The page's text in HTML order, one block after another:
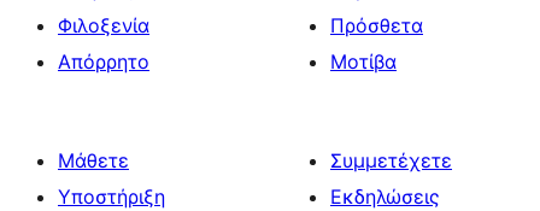
Φιλοξενία
Απόρρητο
Πρόσθετα
Μοτίβα
Μάθετε
Υποστήριξη
Συμμετέχετε
Εκδηλώσεις